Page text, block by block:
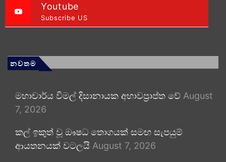
Youtube
Subscribe US
නවතම
මහාචාර්ය විමල් දිසානායක අභාවප්‍රාප්ත වේ August
7, 2026
කල් ඉකුත් වූ ඖෂධ තොගයක් සමඟ සැපයුම්
ආයතනයක් වටලයි August 7, 2026